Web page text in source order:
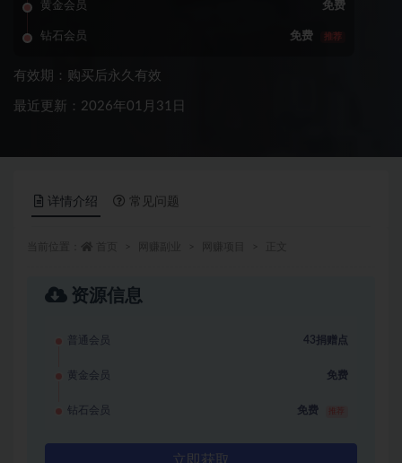
黄金会员 免费
钻石会员 免费 推荐
有效期：购买后永久有效
最近更新：2026年01月31日
详情介绍 常见问题
资源信息
普通会员 43捐赠点
黄金会员 免费
钻石会员 免费